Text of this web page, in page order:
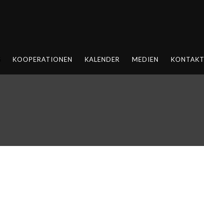
KOOPERATIONEN KALENDER MEDIEN KONTAKT